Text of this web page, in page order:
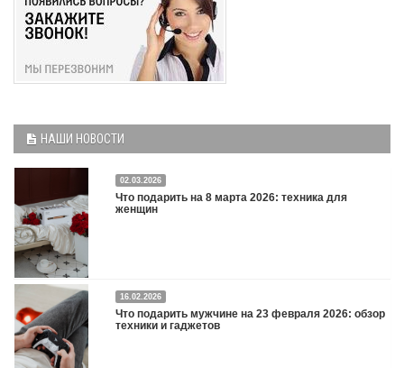
НАШИ НОВОСТИ
02.03.2026
Что подарить на 8 марта 2026: техника для
женщин
Что подарить на 8 марта 2026: техника для женщин
16.02.2026
Что подарить мужчине на 23 февраля 2026: обзор
техники и гаджетов